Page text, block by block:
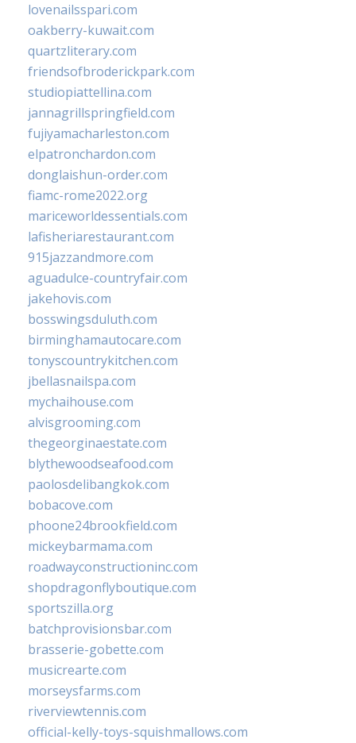
lovenailsspari.com
oakberry-kuwait.com
quartzliterary.com
friendsofbroderickpark.com
studiopiattellina.com
jannagrillspringfield.com
fujiyamacharleston.com
elpatronchardon.com
donglaishun-order.com
fiamc-rome2022.org
mariceworldessentials.com
lafisheriarestaurant.com
915jazzandmore.com
aguadulce-countryfair.com
jakehovis.com
bosswingsduluth.com
birminghamautocare.com
tonyscountrykitchen.com
jbellasnailspa.com
mychaihouse.com
alvisgrooming.com
thegeorginaestate.com
blythewoodseafood.com
paolosdelibangkok.com
bobacove.com
phoone24brookfield.com
mickeybarmama.com
roadwayconstructioninc.com
shopdragonflyboutique.com
sportszilla.org
batchprovisionsbar.com
brasserie-gobette.com
musicrearte.com
morseysfarms.com
riverviewtennis.com
official-kelly-toys-squishmallows.com